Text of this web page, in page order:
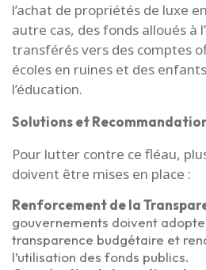
l’achat de propriétés de luxe
autre cas, des fonds alloués à
transférés vers des comptes
écoles en ruines et des
l’éducation.
Solutions et
Pour lutter contre ce fléau,
doivent être mises en place :
Renforcement de la
gouvernements doivent
transparence budgétaire et
l’utilisation des fonds publics.